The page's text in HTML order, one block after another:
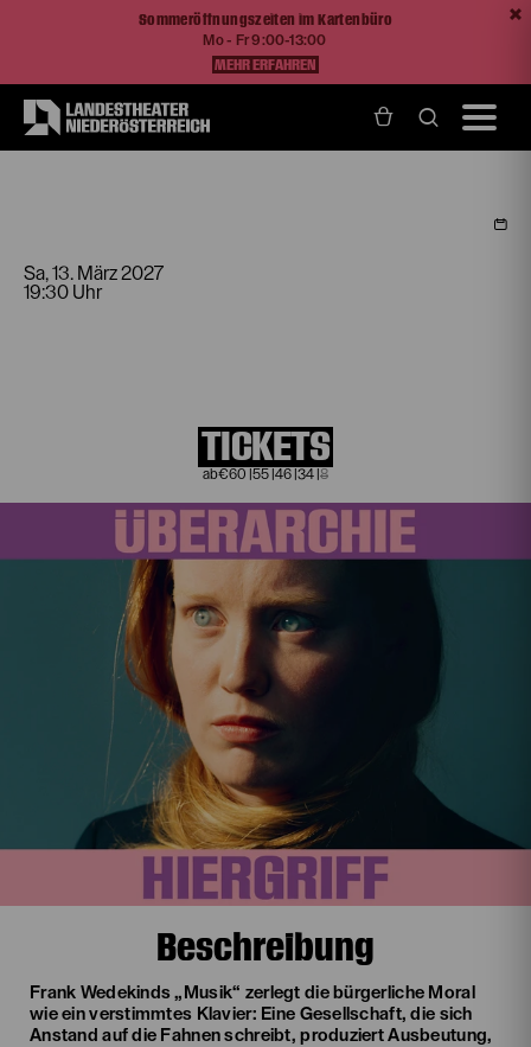
Sommeröffnungszeiten im Kartenbüro
Mo - Fr 9:00-13:00
MEHR ERFAHREN
Sa, 13. März2027
19:30 Uhr
TICKETS
€60 55 46 34 8
Beschreibung
Frank Wedekinds „Musik“ zerlegt die bürgerliche Moral
wie ein verstimmtes Klavier: Eine Gesellschaft, die sich
Anstand auf die Fahnen schreibt, produziert Ausbeutung,